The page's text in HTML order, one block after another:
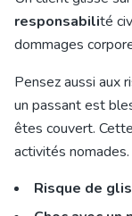
responsabilité
dommages
Pensez aussi aux
un passant est
êtes couvert.
activités nomades.
Risque de